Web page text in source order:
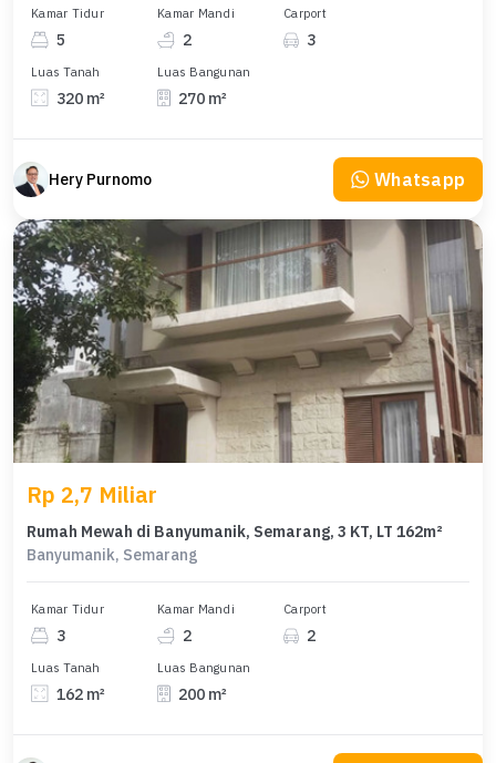
Kamar Tidur
5
Kamar Mandi
2
Carport
3
Luas Tanah
320 m²
Luas Bangunan
270 m²
Hery Purnomo Whatsapp
Rp 2,7 Miliar
Rumah Mewah di Banyumanik, Semarang, 3 KT, LT 162m²
Banyumanik, Semarang
Kamar Tidur
3
Kamar Mandi
2
Carport
2
Luas Tanah
162 m²
Luas Bangunan
200 m²